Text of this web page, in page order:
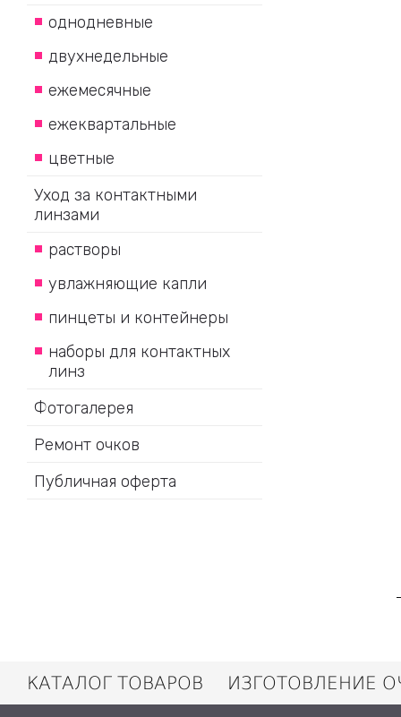
однодневные
двухнедельные
ежемесячные
ежеквартальные
цветные
Уход за контактными
линзами
растворы
увлажняющие капли
пинцеты и контейнеры
наборы для контактных
линз
Фотогалерея
Ремонт очков
Публичная оферта
КАТАЛОГ ТОВАРОВ ИЗГОТОВЛЕНИЕ